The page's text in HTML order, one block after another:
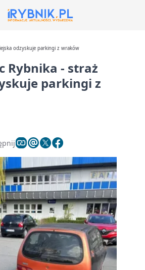
odzyskuje parkingi z wraków
Rybnika - straż
parkingi z